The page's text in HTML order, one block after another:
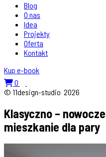
Blog
O nas
Idea
Projekty
Oferta
Kontakt
Kup e-book
0
© 11design-studio 2026
Klasyczno –
mieszkanie dla pary